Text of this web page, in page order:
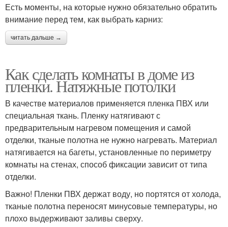
Есть моменты, на которые нужно обязательно обратить
внимание перед тем, как выбрать карниз:
читать дальше →
Как сделать комнаты в доме из
пленки. Натяжные потолки
В качестве материалов применяется пленка ПВХ или
специальная ткань. Пленку натягивают с
предварительным нагревом помещения и самой
отделки, тканые полотна не нужно нагревать. Материал
натягивается на багеты, установленные по периметру
комнаты на стенах, способ фиксации зависит от типа
отделки.
Важно! Пленки ПВХ держат воду, но портятся от холода,
тканые полотна переносят минусовые температуры, но
плохо выдерживают заливы сверху.